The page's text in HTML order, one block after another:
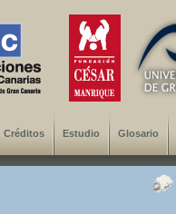
Créditos Estudio Glosario